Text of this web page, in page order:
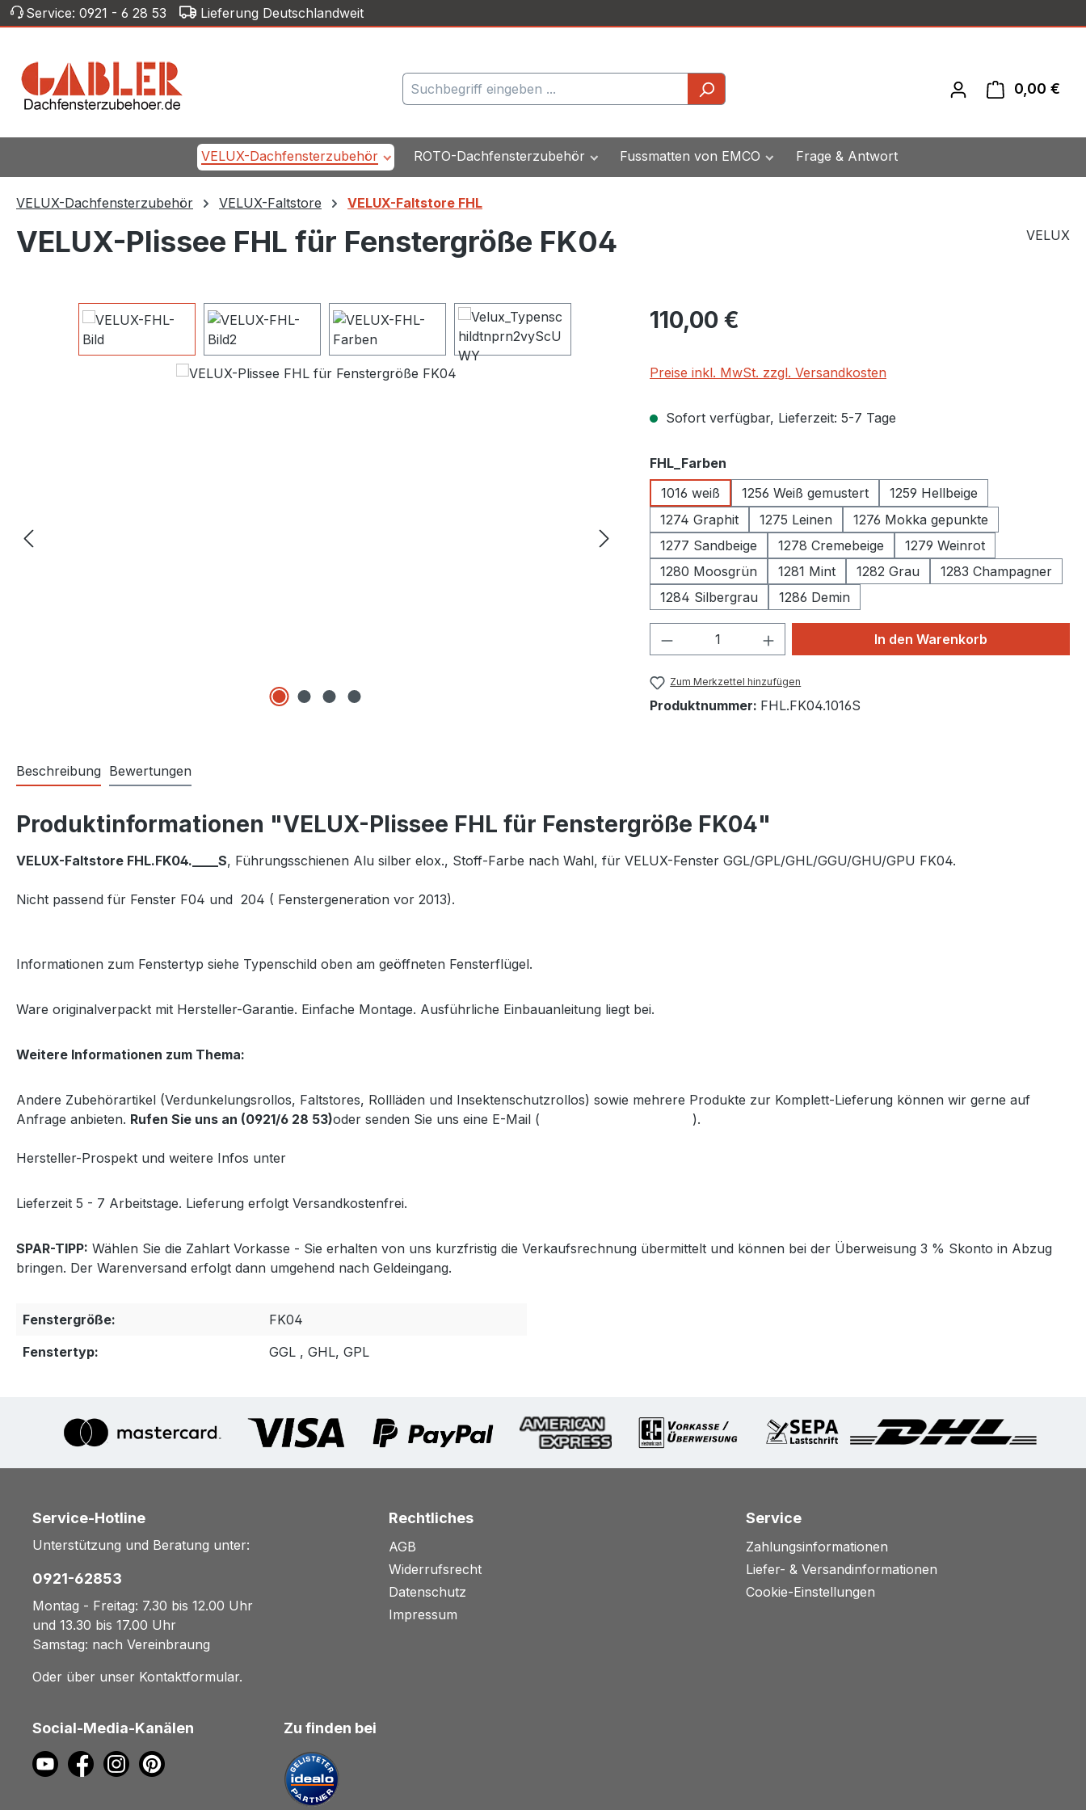
Hauptinhalt springen
Zur Suche springen
Zur Hauptnavigation springen
Service: 0921 - 6 28 53 Lieferung Deutschlandweit
0,00 €
VELUX-Dachfensterzubehör ROTO-Dachfensterzubehör Fussmatten von EMCO Frage & Antwort
VELUX-Dachfensterzubehör VELUX-Faltstore VELUX-Faltstore FHL
VELUX-Plissee FHL für Fenstergröße FK04 VELUX
Bildergalerie überspringen Regulärer Preis:
110,00 €
Preise inkl. MwSt. zzgl. Versandkosten
Sofort verfügbar, Lieferzeit: 5-7 Tage
FHL_Farben
1016 weiß
1256 Weiß gemustert
1259 Hellbeige
1274 Graphit
1275 Leinen
1276 Mokka gepunkte
1277 Sandbeige
1278 Cremebeige
1279 Weinrot
1280 Moosgrün
1281 Mint 1282 Grau
1283 Champagner
1284 Silbergrau
1286 Demin
Produkt Anzahl: Gib den gewünschten Wert
In den Warenkorb
Zum Merkzettel hinzufügen
Produktnummer: FHL.FK04.1016S
Beschreibung Bewertungen
Produktinformationen "VELUX-Plissee FHL für Fenstergröße FK04"
VELUX-Faltstore FHL.FK04.____S, Führungsschienen Alu silber elox., Stoff-Farbe nach Wahl, für VELUX-Fenster GGL/GPL/GHL/GGU/GHU/GPU FK04.
Nicht passend für Fenster F04 und 204 ( Fenstergeneration vor 2013).
Informationen zum Fenstertyp siehe Typenschild oben am geöffneten Fensterflügel.
Ware originalverpackt mit Hersteller-Garantie. Einfache Montage. Ausführliche Einbauanleitung liegt bei.
Weitere Informationen zum Thema:
Andere Zubehörartikel (Verdunkelungsrollos, Faltstores, Rollläden und Insektenschutzrollos) sowie mehrere Produkte zur Komplett-Lieferung können wir gerne auf
Anfrage anbieten. Rufen Sie uns an (0921/6 28 53)oder senden Sie uns eine E-Mail ( ).
Hersteller-Prospekt und weitere Infos unter
Lieferzeit 5 - 7 Arbeitstage. Lieferung erfolgt Versandkostenfrei.
SPAR-TIPP: Wählen Sie die Zahlart Vorkasse - Sie erhalten von uns kurzfristig die Verkaufsrechnung übermittelt und können bei der Überweisung 3 % Skonto in Abzug
bringen. Der Warenversand erfolgt dann umgehend nach Geldeingang.
Fenstergröße:
FK04
Fenstertyp:
GGL , GHL, GPL
Service-Hotline
Unterstützung und Beratung unter:
0921-62853
Montag - Freitag: 7.30 bis 12.00 Uhr
und 13.30 bis 17.00 Uhr
Samstag: nach Vereinbraung
Oder über unser Kontaktformular.
Rechtliches
AGB
Widerrufsrecht
Datenschutz
Impressum
Service
Zahlungsinformationen
Liefer- & Versandinformationen
Cookie-Einstellungen
Social-Media-Kanälen Zu finden bei